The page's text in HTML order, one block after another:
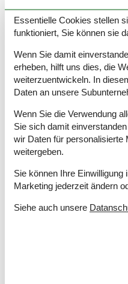
Liegestühle
Terrasse
Drinnen
Chromecast
DVD-player
Internetzugang
TV
Entfernung
Einkauf
Golf
Küste
Restaurant
Essentielle Cookies stellen
funktioniert, Sie können sie
Wenn Sie damit
erheben, hilft uns dies, die
weiterzuentwickeln. In
Daten an unsere
Wenn Sie die Verwendung
Sie sich damit
wir Daten für
weitergeben.
Sie können Ihre
Marketing jederzeit ändern
Siehe auch unsere